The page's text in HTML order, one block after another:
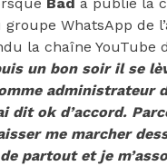
Bad a publié la
groupe WhatsApp de
la chaîne YouTube
un bon soir il se
administrateur
dit ok d’accord.
me marcher
partout et je